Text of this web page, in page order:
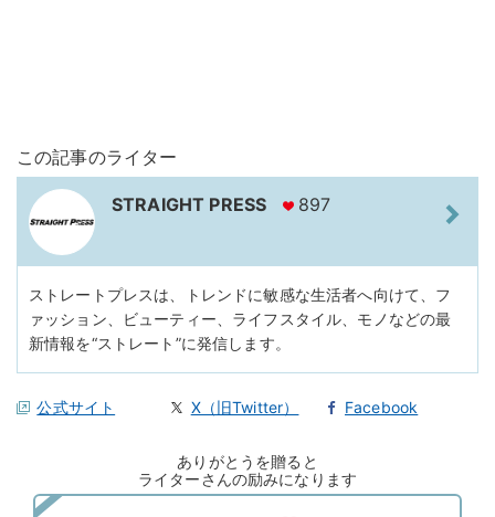
この記事のライター
STRAIGHT PRESS 897
ストレートプレスは、トレンドに敏感な生活者へ向けて、フ
ァッション、ビューティー、ライフスタイル、モノなどの最
新情報を“ストレート”に発信します。
公式サイト X（旧Twitter） Facebook
ありがとうを贈ると
ライターさんの励みになります